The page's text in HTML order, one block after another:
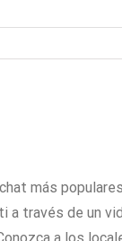
más
a través de un